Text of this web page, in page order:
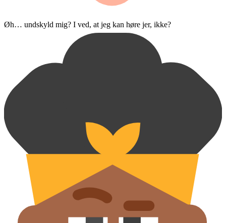
Øh… undskyld mig? I ved, at jeg kan høre jer, ikke?